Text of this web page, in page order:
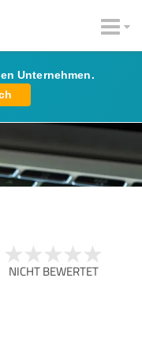
Unternehmen.
NICHT BEWERTET